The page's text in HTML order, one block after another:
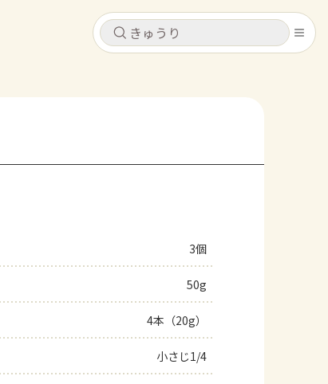
キャンセル
レシピ
トーク
キャンセル
3個
50g
4本（20g）
小さじ1/4